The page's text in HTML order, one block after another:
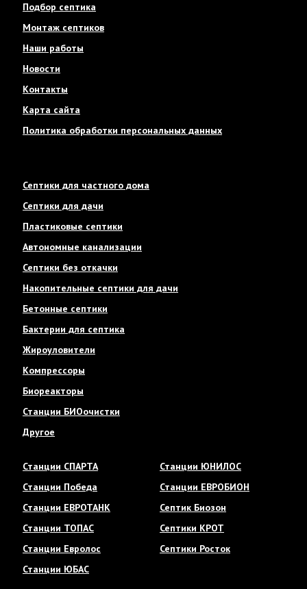
Подбор септика
Монтаж септиков
Наши работы
Новости
Контакты
Карта сайта
Политика обработки персональных данных
Септики для частного дома
Септики для дачи
Пластиковые септики
Автономные канализации
Септики без откачки
Накопительные септики для дачи
Бетонные септики
Бактерии для септика
Жироуловители
Компрессоры
Биореакторы
Станции БИОочистки
Другое
Станции СПАРТА
Станции Победа
Станции ЕВРОТАНК
Станции ТОПАС
Станции Евролос
Станции ЮБАС
Станции ЮНИЛОС
Станции ЕВРОБИОН
Септик Биозон
Септики КРОТ
Септики Росток